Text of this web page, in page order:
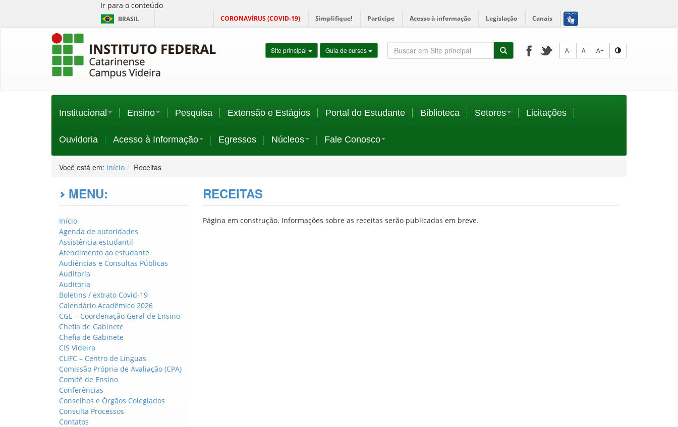
Ir para o conteúdo
BRASIL CORONAVÍRUS (COVID-19) Simplifique! Participe Acesso à informação Legislação Canais
Site principal Guia de cursos A- A A+
Institucional Ensino Pesquisa Extensão e Estágios Portal do Estudante Biblioteca Setores Licitações
Ouvidoria Acesso à Informação Egressos Núcleos Fale Conosco
Você está em: Início Receitas
MENU:
Início
Agenda de autoridades
Assistência estudantil
Atendimento ao estudante
Audiências e Consultas Públicas
Auditoria
Auditoria
Boletins / extrato Covid-19
Calendário Acadêmico 2026
CGE – Coordenação Geral de Ensino
Chefia de Gabinete
Chefia de Gabinete
CIS Videira
CLIFC – Centro de Línguas
Comissão Própria de Avaliação (CPA)
Comitê de Ensino
Conferências
Conselhos e Órgãos Colegiados
Consulta Processos
Contatos
RECEITAS
Página em construção. Informações sobre as receitas serão publicadas em breve.